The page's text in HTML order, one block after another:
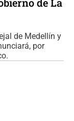
de La
de Medellín y
por